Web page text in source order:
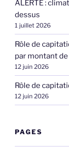
ALERTE :
dessus
1 juillet 2026
Rôle de
par montant de
12 juin 2026
Rôle de
12 juin 2026
PAGES